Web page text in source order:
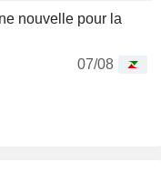
nouvelle pour la
07/08